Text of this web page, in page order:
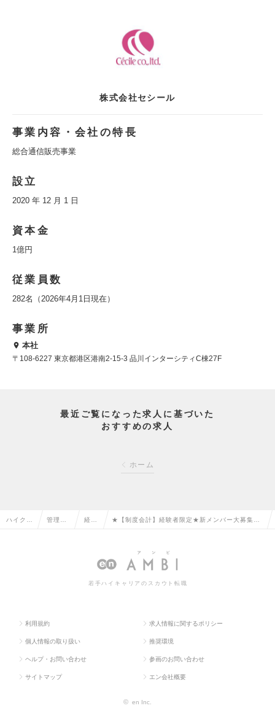
株式会社セシール
事業内容・会社の特長
総合通信販売事業
設立
2020 年 12 月 1 日
資本金
1億円
従業員数
282名（2026年4月1日現在）
事業所
本社
〒108-6227 東京都港区港南2-15-3 品川インターシティC棟27F
最近ご覧になった求人に基づいた
おすすめの求人
ホーム
ハイクラ 管理部 経理 ★【制度会計】経験者限定★新メンバー大募集！
日♪の求人情報
若手ハイキャリアのスカウト転職
利用規約 求人情報に関するポリシー
個人情報の取り扱い 推奨環境
ヘルプ・お問い合わせ 参画のお問い合わせ
サイトマップ エン会社概要
© en Inc.